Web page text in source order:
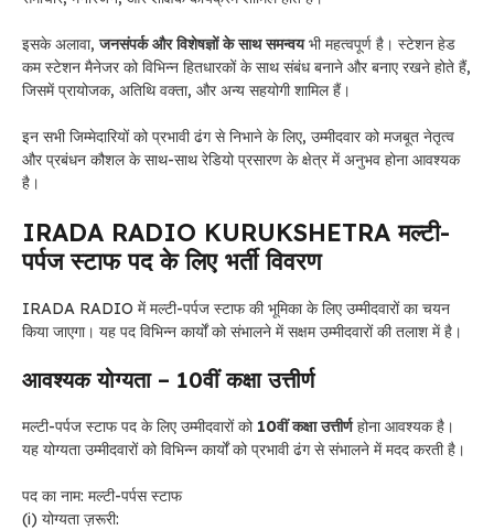
इसके अलावा,जनसंपर्क और विशेषज्ञों के साथ समन्वयभी महत्वपूर्ण है। स्टेशन हेड
कम स्टेशन मैनेजर को विभिन्न हितधारकों के साथ संबंध बनाने और बनाए रखने होते हैं,
जिसमें प्रायोजक, अतिथि वक्ता, और अन्य सहयोगी शामिल हैं।
इन सभी जिम्मेदारियों को प्रभावी ढंग से निभाने के लिए, उम्मीदवार को मजबूत नेतृत्व
और प्रबंधन कौशल के साथ-साथ रेडियो प्रसारण के क्षेत्र में अनुभव होना आवश्यक
है।
IRADA RADIO KURUKSHETRA मल्टी-
पर्पज स्टाफ पद के लिए भर्ती विवरण
IRADA RADIO में मल्टी-पर्पज स्टाफ की भूमिका के लिए उम्मीदवारों का चयन
किया जाएगा। यह पद विभिन्न कार्यों को संभालने में सक्षम उम्मीदवारों की तलाश में है।
आवश्यक योग्यता – 10वीं कक्षा उत्तीर्ण
मल्टी-पर्पज स्टाफ पद के लिए उम्मीदवारों को 10वीं कक्षा उत्तीर्णहोना आवश्यक है।
यह योग्यता उम्मीदवारों को विभिन्न कार्यों को प्रभावी ढंग से संभालने में मदद करती है।
पद का नाम: मल्टी-पर्पस स्टाफ
(i) योग्यता ज़रूरी: